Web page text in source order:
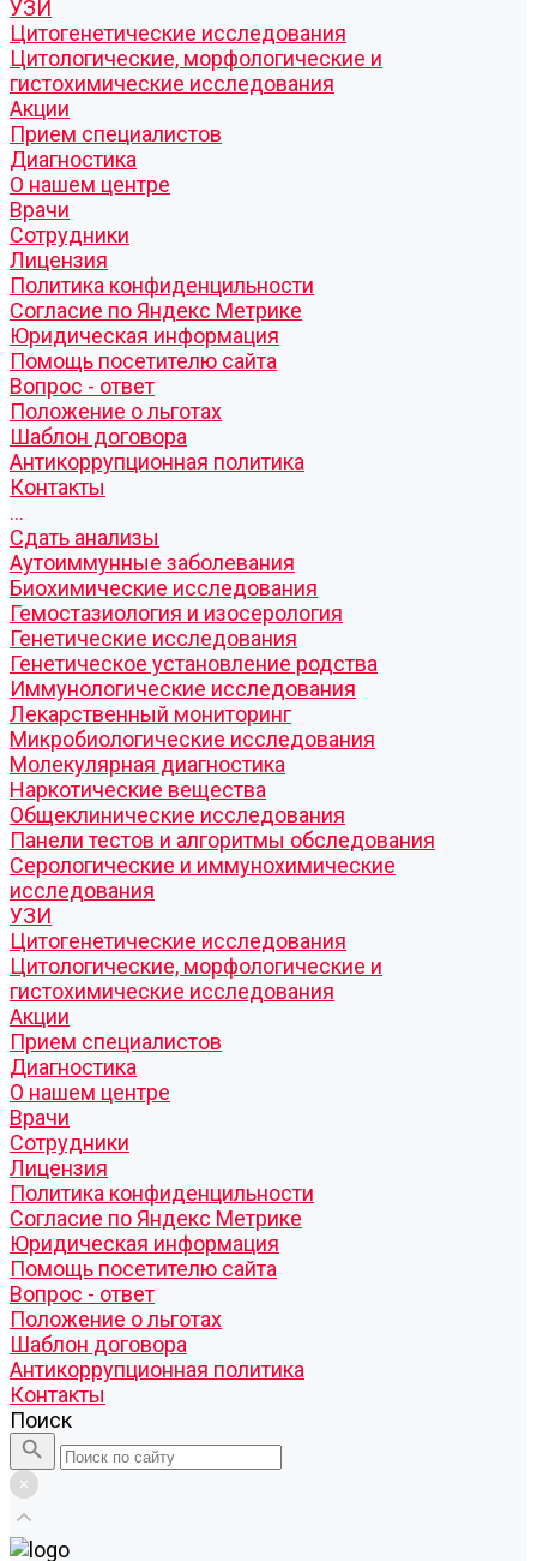
УЗИ
Цитогенетические исследования
Цитологические, морфологические и
гистохимические исследования
Акции
Прием специалистов
Диагностика
О нашем центре
Врачи
Сотрудники
Лицензия
Политика конфиденцильности
Согласие по Яндекс Метрике
Юридическая информация
Помощь посетителю сайта
Вопрос - ответ
Положение о льготах
Шаблон договора
Антикоррупционная политика
Контакты
...
Cдать анализы
Аутоиммунные заболевания
Биохимические исследования
Гемостазиология и изосерология
Генетические исследования
Генетическое установление родства
Иммунологические исследования
Лекарственный мониторинг
Микробиологические исследования
Молекулярная диагностика
Наркотические вещества
Общеклинические исследования
Панели тестов и алгоритмы обследования
Серологические и иммунохимические
исследования
УЗИ
Цитогенетические исследования
Цитологические, морфологические и
гистохимические исследования
Акции
Прием специалистов
Диагностика
О нашем центре
Врачи
Сотрудники
Лицензия
Политика конфиденцильности
Согласие по Яндекс Метрике
Юридическая информация
Помощь посетителю сайта
Вопрос - ответ
Положение о льготах
Шаблон договора
Антикоррупционная политика
Контакты
Поиск